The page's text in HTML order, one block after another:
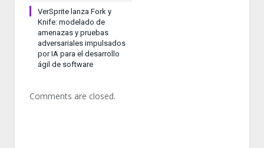
VerSprite lanza Fork y
Knife: modelado de
amenazas y pruebas
adversariales impulsados
por IA para el desarrollo
ágil de software
Comments are closed.